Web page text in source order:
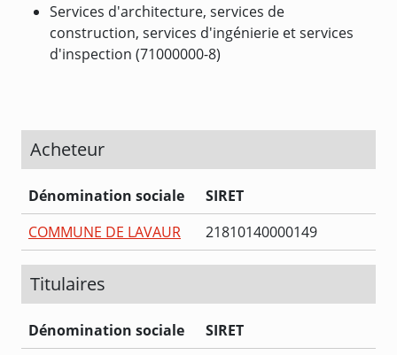
Services d'architecture, services de
construction, services d'ingénierie et services
d'inspection (71000000-8)
Acheteur
Dénomination sociale
SIRET
COMMUNE DE LAVAUR
21810140000149
Titulaires
Dénomination sociale
SIRET